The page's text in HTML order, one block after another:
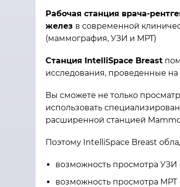
Рабочая станция врача-
желез в современной
(маммография, УЗИ и МРТ)
Станция IntelliSpace Breast
исследования, проведенные
Вы сможете не только
использовать
расширенной станцией
Поэтому IntelliSpace Breast
возможность просмотра УЗИ
возможность просмотра МРТ